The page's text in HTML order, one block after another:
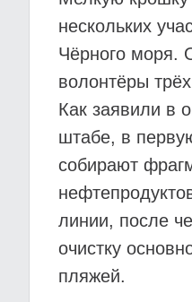
нескольких
Чёрного моря.
волонтёры
Как заявили в
штабе, в
собирают
линии, после
очистку
пляжей.